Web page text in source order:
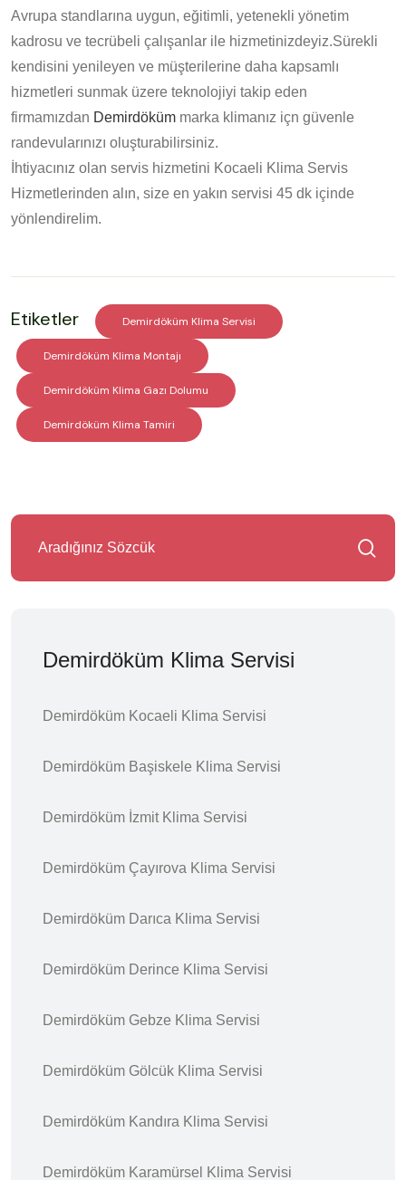
Avrupa standlarına uygun, eğitimli, yetenekli yönetim
kadrosu ve tecrübeli çalışanlar ile hizmetinizdeyiz.Sürekli
kendisini yenileyen ve müşterilerine daha kapsamlı
hizmetleri sunmak üzere teknolojiyi takip eden
firmamızdan Demirdöküm marka klimanız içn güvenle
randevularınızı oluşturabilirsiniz.
İhtiyacınız olan servis hizmetini Kocaeli Klima Servis
Hizmetlerinden alın, size en yakın servisi 45 dk içinde
yönlendirelim.
Etiketler Demirdöküm Klima Servisi
Demirdöküm Klima Montajı
Demirdöküm Klima Gazı Dolumu
Demirdöküm Klima Tamiri
Demirdöküm Klima Servisi
Demirdöküm Kocaeli Klima Servisi
Demirdöküm Başiskele Klima Servisi
Demirdöküm İzmit Klima Servisi
Demirdöküm Çayırova Klima Servisi
Demirdöküm Darıca Klima Servisi
Demirdöküm Derince Klima Servisi
Demirdöküm Gebze Klima Servisi
Demirdöküm Gölcük Klima Servisi
Demirdöküm Kandıra Klima Servisi
Demirdöküm Karamürsel Klima Servisi